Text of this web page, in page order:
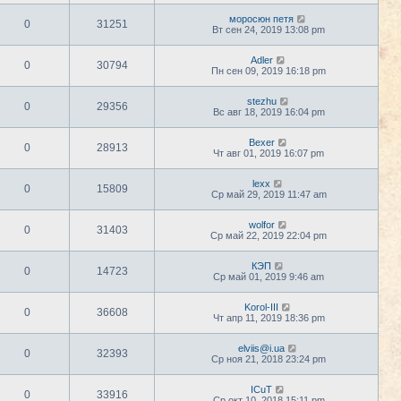
0 31251
моросюн петя
Вт сен 24, 2019 13:08 pm
0 30794
Adler
Пн сен 09, 2019 16:18 pm
0 29356
stezhu
Вс авг 18, 2019 16:04 pm
0 28913
Bexer
Чт авг 01, 2019 16:07 pm
0 15809
lexx
Ср май 29, 2019 11:47 am
0 31403
wolfor
Ср май 22, 2019 22:04 pm
0 14723
КЭП
Ср май 01, 2019 9:46 am
0 36608
Korol-III
Чт апр 11, 2019 18:36 pm
0 32393
elviis@i.ua
Ср ноя 21, 2018 23:24 pm
0 33916
ICuT